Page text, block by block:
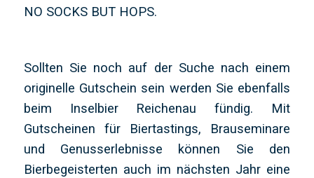
NO SOCKS BUT HOPS.
Sollten Sie noch auf der Suche nach einem
originelle Gutschein sein werden Sie ebenfalls
beim Inselbier Reichenau fündig. Mit
Gutscheinen für Biertastings, Brauseminare
und Genusserlebnisse können Sie den
Bierbegeisterten auch im nächsten Jahr eine